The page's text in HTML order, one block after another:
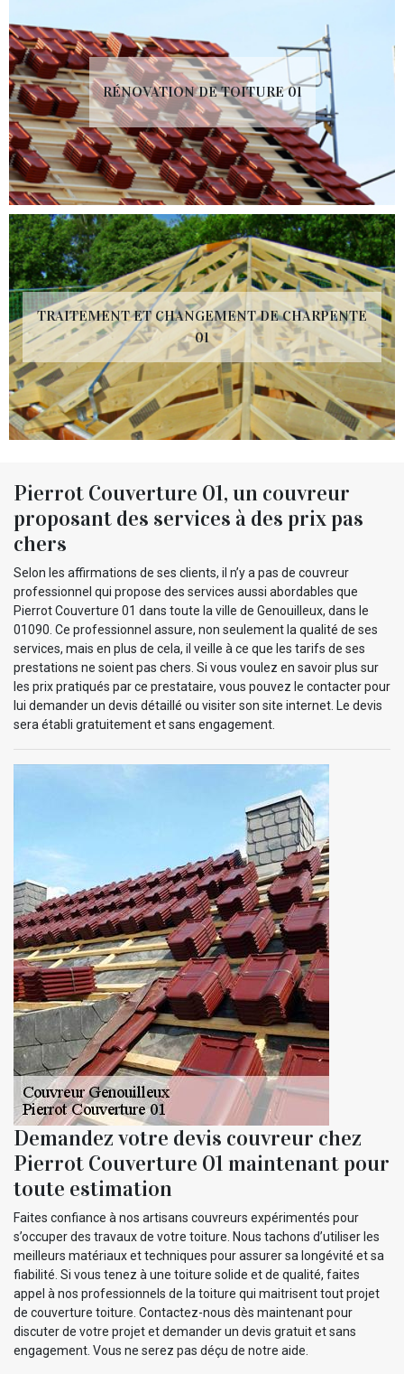
RÉNOVATION DE TOITURE 01
TRAITEMENT ET CHANGEMENT DE CHARPENTE
01
Pierrot Couverture 01, un couvreur
proposant des services à des prix pas
chers
Selon les affirmations de ses clients, il n’y a pas de couvreur
professionnel qui propose des services aussi abordables que
Pierrot Couverture 01 dans toute la ville de Genouilleux, dans le
01090. Ce professionnel assure, non seulement la qualité de ses
services, mais en plus de cela, il veille à ce que les tarifs de ses
prestations ne soient pas chers. Si vous voulez en savoir plus sur
les prix pratiqués par ce prestataire, vous pouvez le contacter pour
lui demander un devis détaillé ou visiter son site internet. Le devis
sera établi gratuitement et sans engagement.
Demandez votre devis couvreur chez
Pierrot Couverture 01 maintenant pour
toute estimation
Faites confiance à nos artisans couvreurs expérimentés pour
s’occuper des travaux de votre toiture. Nous tachons d’utiliser les
meilleurs matériaux et techniques pour assurer sa longévité et sa
fiabilité. Si vous tenez à une toiture solide et de qualité, faites
appel à nos professionnels de la toiture qui maitrisent tout projet
de couverture toiture. Contactez-nous dès maintenant pour
discuter de votre projet et demander un devis gratuit et sans
engagement. Vous ne serez pas déçu de notre aide.